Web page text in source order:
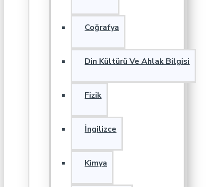
Coğrafya
Din Kültürü Ve Ahlak Bilgisi
Fizik
İngilizce
Kimya